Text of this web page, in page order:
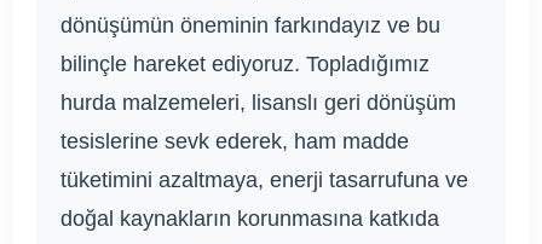
dönüşümün öneminin farkındayız ve bu
bilinçle hareket ediyoruz. Topladığımız
hurda malzemeleri, lisanslı geri dönüşüm
tesislerine sevk ederek, ham madde
tüketimini azaltmaya, enerji tasarrufuna ve
doğal kaynakların korunmasına katkıda